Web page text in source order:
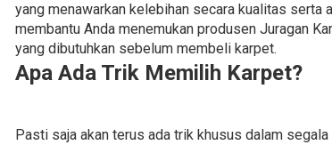
yang menawarkan kelebihan secara kualitas serta
membantu Anda menemukan produsen Juragan
yang dibutuhkan sebelum membeli karpet.
Apa Ada Trik Memilih Karpet?
Pasti saja akan terus ada trik khusus dalam